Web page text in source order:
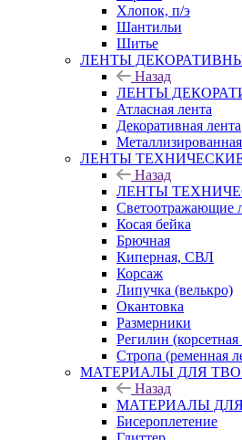
Хлопок, п/э
Шантильи
Шитье
ЛЕНТЫ
Назад
ЛЕНТЫ
Атласная лента
Декоративная лента
ЛЕНТЫ
Назад
ЛЕНТЫ
Светоотражающие
Косая бейка
Брючная
Киперная, СВЛ
Корсаж
Липучка (велькро)
Окантовка
Размерники
Регилин (корсетная
Стропа (ременная
МАТЕРИАЛЫ ДЛЯ
Назад
МАТЕРИАЛЫ
Бисероплетение